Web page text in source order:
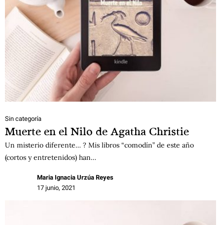
Sin categoría
Muerte en el Nilo de Agatha Christie
Un misterio diferente… ? Mis libros “comodín” de este año
(cortos y entretenidos) han…
Maria Ignacia Urzúa Reyes
17 junio, 2021